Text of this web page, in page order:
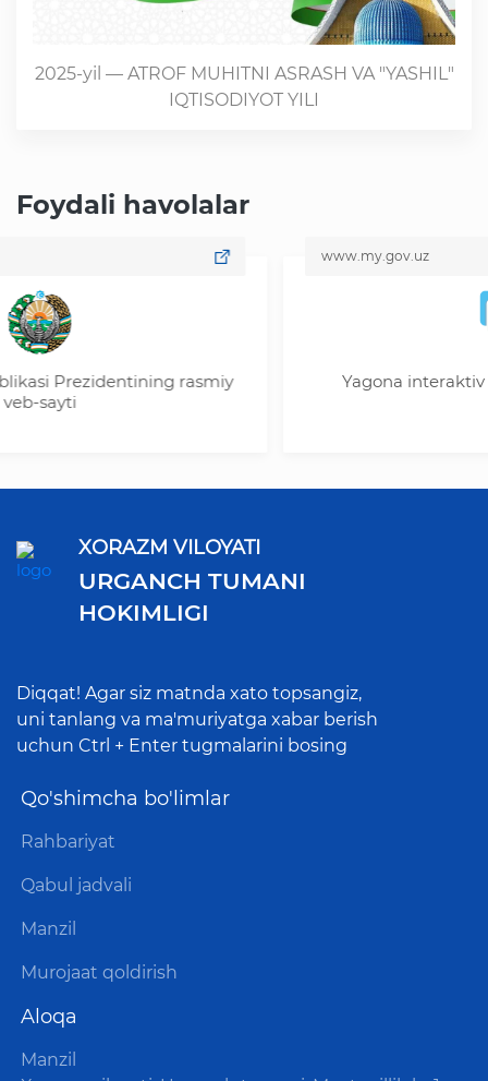
2025-yil — ATROF MUHITNI ASRASH VA "YASHIL"
IQTISODIYOT YILI
Foydali havolalar
rasmiy
www.my.gov.uz
Yagona interaktiv davlat
XORAZM VILOYATI
URGANCH TUMANI
HOKIMLIGI
Diqqat! Agar siz matnda xato topsangiz,
uni tanlang va ma'muriyatga xabar berish
uchun Ctrl + Enter tugmalarini bosing
Qo'shimcha bo'limlar
Rahbariyat
Qabul jadvali
Manzil
Murojaat qoldirish
Aloqa
Manzil